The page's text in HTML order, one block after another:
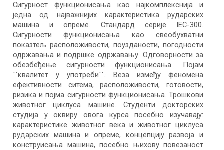
Сигурност функционисања као најкомплекснија и
једна од најважнијих карактеристика рударских
машина и опреме. Стандард серије IEC-300.
Сигурности функционисања као свеобухватни
показтељ расположивости, поузданости, погодности
одржавања и подршке одржавању. Одговорности за
обезбеђење сигурности функционисања. Појам
``квалитет у употреби``. Веза између феномена
ефективности ситема, расположивости, готовости,
ризика и појма сигурности функционисања. Трошкови
животног циклуса машине. Студенти докторских
студија у оквиру овога курса посебно изучавају:
карактеристике животног века и животног циклуса
рударских машина и опреме, концепцију развоја и
конструисања машина, посебно њихову повезаност